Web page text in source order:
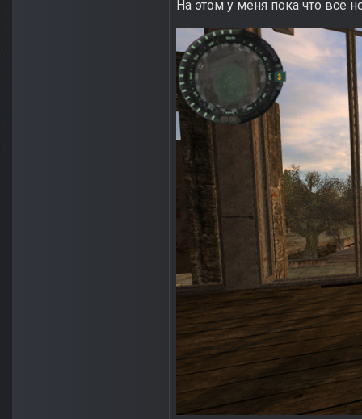
На этом у меня пока что все